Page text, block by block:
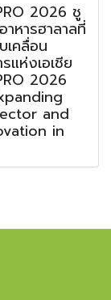
2026 ชู
หารฮาลาลที่
เคลื่อน
แห่งเอเชีย
2026
and
in